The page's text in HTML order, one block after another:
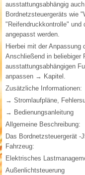
ausstattungsabhängig
Bordnetzsteuergeräts wie
"Reifendruckkontrolle" und
angepasst werden.
Hierbei mit der
Anschließend in beliebiger
ausstattungsabhängigen
anpassen → Kapitel.
Zusätzliche Informationen:
→ Stromlaufpläne,
→ Bedienungsanleitung
Allgemeine Beschreibung:
Das Bordnetzsteuergerät -
Fahrzeug:
Elektrisches
Außenlichtsteuerung